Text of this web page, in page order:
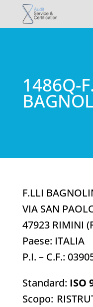
1486Q-
F.LLI
VIA SAN
47923 RIMINI
Paese: ITALIA
P.I. – C.F.:
Standard: ISO
Scopo: